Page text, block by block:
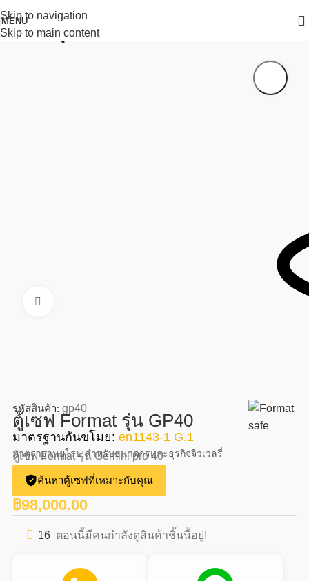
Skip to navigation
Skip to main content
MENU
หน้าหลัก ตู้เซฟ format
รหัสสินค้า: gp40
ตู้เซฟ Format รุ่น GP40
มาตรฐานกันขโมย: en1143-1 G.1
มาตราฐานยุโรป สำหรับธนาคารและธุรกิจจิวเวลรี่
ตู้เซฟ Format รุ่น Gemini pro 40
ค้นหาตู้เซฟที่เหมาะกับคุณ
฿98,000.00
16 ตอนนี้มีคนกำลังดูสินค้าชิ้นนี้อยู่!